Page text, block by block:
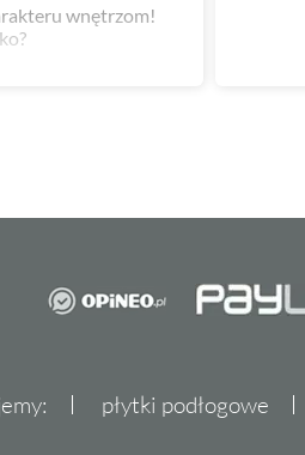
wnętrzom!
płytki podłogowe